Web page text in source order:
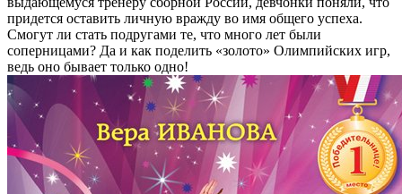
придется оставить личную вражду во имя общего успеха.
Смогут ли стать подругами те, что много лет были
соперницами? Да и как поделить «золото» Олимпийских игр,
ведь оно бывает только одно!